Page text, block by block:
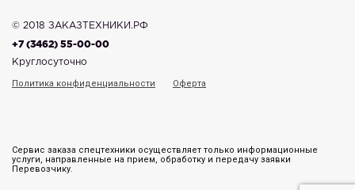
© 2018 ЗАКАЗТЕХНИКИ.РФ
+7 (3462) 55-00-00
Круглосуточно
Политика конфиденциальности Оферта
Сервис заказа спецтехники осуществляет только информационные
услуги, направленные на прием, обработку и передачу заявки
Перевозчику.